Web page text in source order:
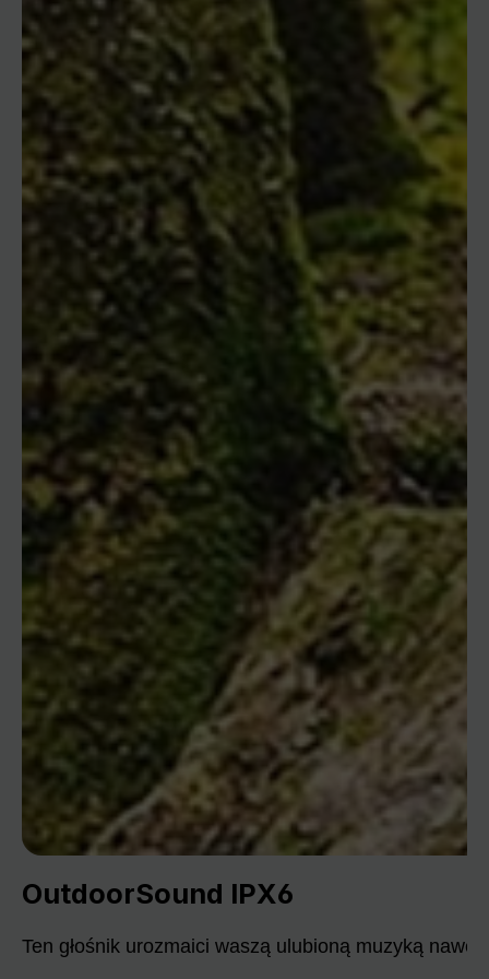
OutdoorSound IPX6
Ten głośnik urozmaici waszą ulubioną muzyką